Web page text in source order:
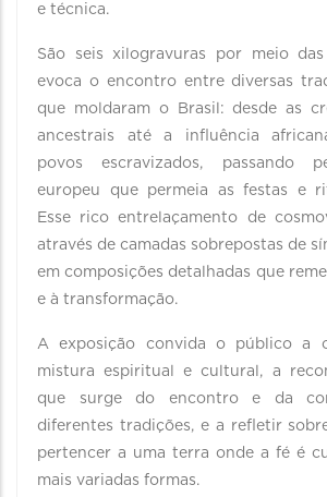
e técnica.
São seis xilogravuras por meio
evoca o encontro entre diversas
que moldaram o Brasil: desde as
ancestrais até a influência
povos escravizados, passando
europeu que permeia as festas e
Esse rico entrelaçamento de
através de camadas sobrepostas de
em composições detalhadas que
e à transformação.
A exposição convida o público a
mistura espiritual e cultural, a
que surge do encontro e da
diferentes tradições, e a refletir
pertencer a uma terra onde a fé é
mais variadas formas.